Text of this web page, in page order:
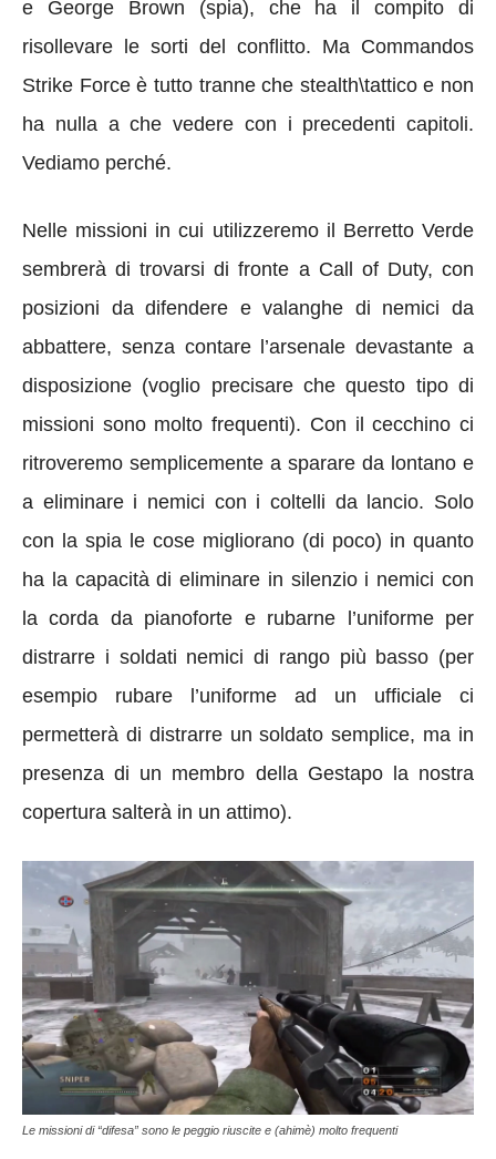
e George Brown (spia), che ha il compito di
risollevare le sorti del conflitto. Ma Commandos
Strike Force è tutto tranne che stealth\tattico e non
ha nulla a che vedere con i precedenti capitoli.
Vediamo perché.
Nelle missioni in cui utilizzeremo il Berretto Verde
sembrerà di trovarsi di fronte a Call of Duty, con
posizioni da difendere e valanghe di nemici da
abbattere, senza contare l’arsenale devastante a
disposizione (voglio precisare che questo tipo di
missioni sono molto frequenti). Con il cecchino ci
ritroveremo semplicemente a sparare da lontano e
a eliminare i nemici con i coltelli da lancio. Solo
con la spia le cose migliorano (di poco) in quanto
ha la capacità di eliminare in silenzio i nemici con
la corda da pianoforte e rubarne l’uniforme per
distrarre i soldati nemici di rango più basso (per
esempio rubare l’uniforme ad un ufficiale ci
permetterà di distrarre un soldato semplice, ma in
presenza di un membro della Gestapo la nostra
copertura salterà in un attimo).
Le missioni di “difesa” sono le peggio riuscite e (ahimè) molto frequenti